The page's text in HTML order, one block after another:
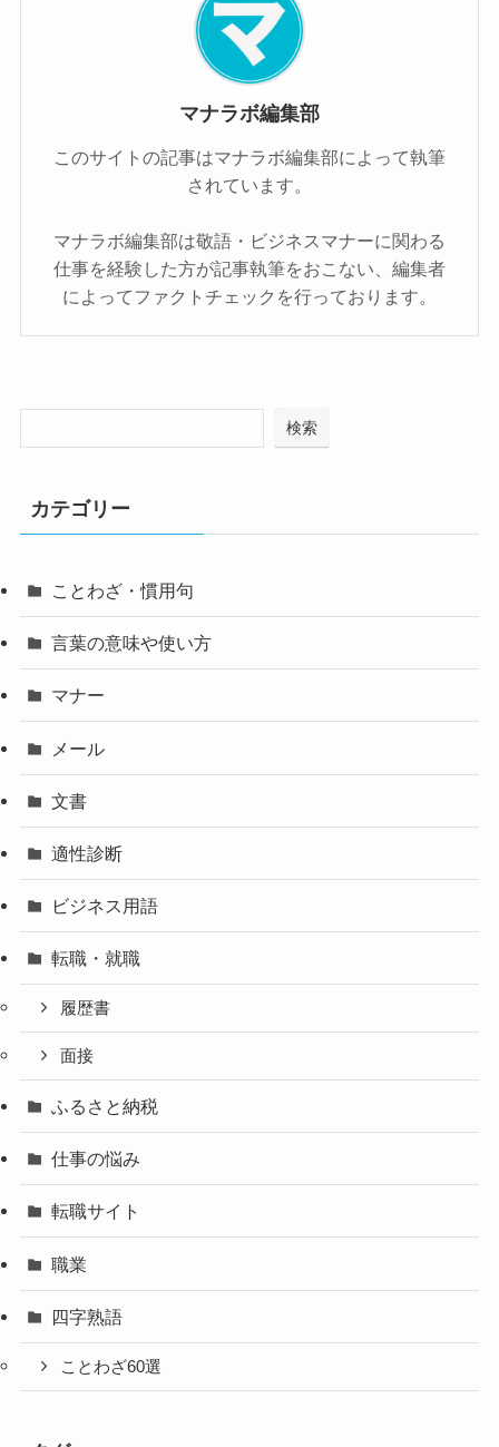
マナラボ編集部
このサイトの記事はマナラボ編集部によって執筆
されています。
マナラボ編集部は敬語・ビジネスマナーに関わる
仕事を経験した方が記事執筆をおこない、編集者
によってファクトチェックを行っております。
検索
カテゴリー
ことわざ・慣用句
言葉の意味や使い方
マナー
メール
文書
適性診断
ビジネス用語
転職・就職
履歴書
面接
ふるさと納税
仕事の悩み
転職サイト
職業
四字熟語
ことわざ60選